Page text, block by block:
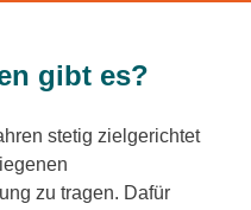
gibt es?
stetig zielgerichtet
zu tragen. Dafür